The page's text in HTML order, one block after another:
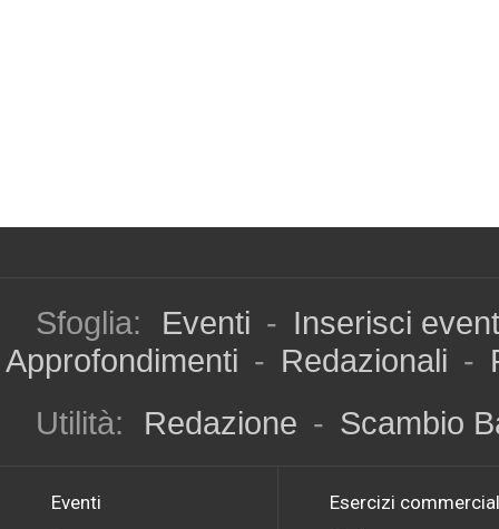
Sfoglia: Eventi - Inserisci
Approfondimenti - Redazionali -
Utilità:
Redazione - Scambio
Eventi Esercizi